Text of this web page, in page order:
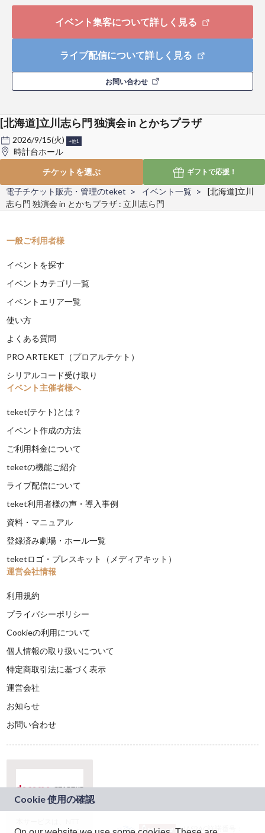
イベント集客について詳しく見る
ライブ配信について詳しく見る
お問い合わせ
[北海道]立川志ら門 独演会 in とかちプラザ
2026/9/15(火) +他1
時計台ホール
チケットを選ぶ
ギフトで応援！
電子チケット販売・管理のteket イベント一覧
[北海道]立川
志ら門 独演会 in とかちプラザ : 立川志ら門
一般ご利用者様
イベントを探す
イベントカテゴリ一覧
イベントエリア一覧
使い方
よくある質問
PRO ARTEKET（プロアルテケト）
シリアルコード受け取り
イベント主催者様へ
teket(テケト)とは？
イベント作成の方法
ご利用料金について
teketの機能ご紹介
ライブ配信について
teket利用者様の声・導入事例
資料・マニュアル
登録済み劇場・ホール一覧
teketロゴ・プレスキット（メディアキット）
運営会社情報
利用規約
プライバシーポリシー
Cookieの利用について
個人情報の取り扱いについて
特定商取引法に基づく表示
運営会社
お知らせ
お問い合わせ
JASRAC許諾番号：